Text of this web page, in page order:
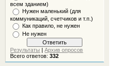
всем зданием)
Нужен маленький (для
коммуникаций, счетчиков и т.п.)
Как правило, не нужен
Не нужен
Результаты |Архив опросов
Всего ответов:332